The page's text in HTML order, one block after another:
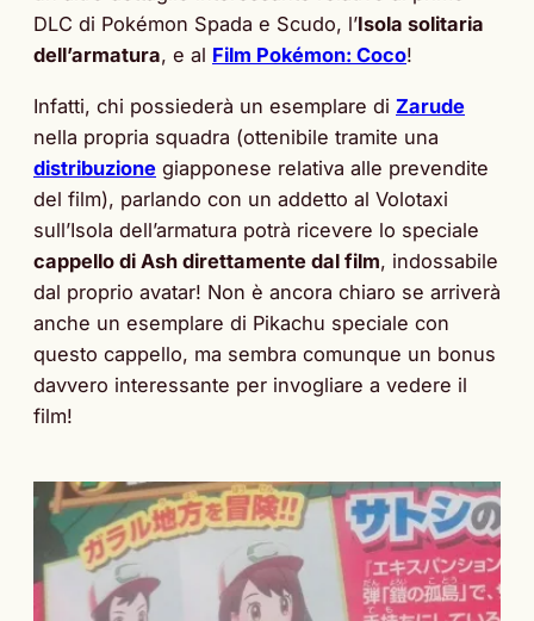
DLC di Pokémon Spada e Scudo, l’Isola solitaria
dell’armatura, e al Film Pokémon: Coco!
Infatti, chi possiederà un esemplare di Zarude
nella propria squadra (ottenibile tramite una
distribuzione giapponese relativa alle prevendite
del film), parlando con un addetto al Volotaxi
sull’Isola dell’armatura potrà ricevere lo speciale
cappello di Ash direttamente dal film, indossabile
dal proprio avatar! Non è ancora chiaro se arriverà
anche un esemplare di Pikachu speciale con
questo cappello, ma sembra comunque un bonus
davvero interessante per invogliare a vedere il
film!